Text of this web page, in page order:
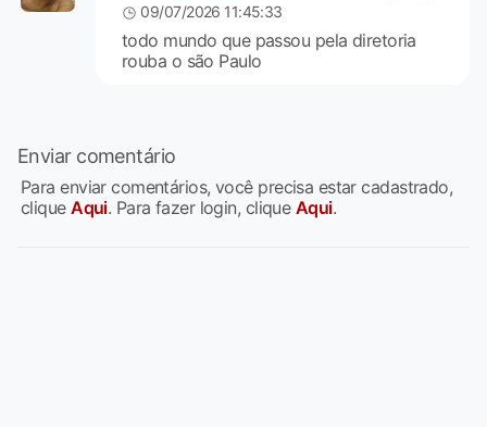
09/07/2026 11:45:33
todo mundo que passou pela diretoria
rouba o são Paulo
Enviar comentário
Para enviar comentários, você precisa estar cadastrado,
cliqueAqui. Para fazer login, clique Aqui.